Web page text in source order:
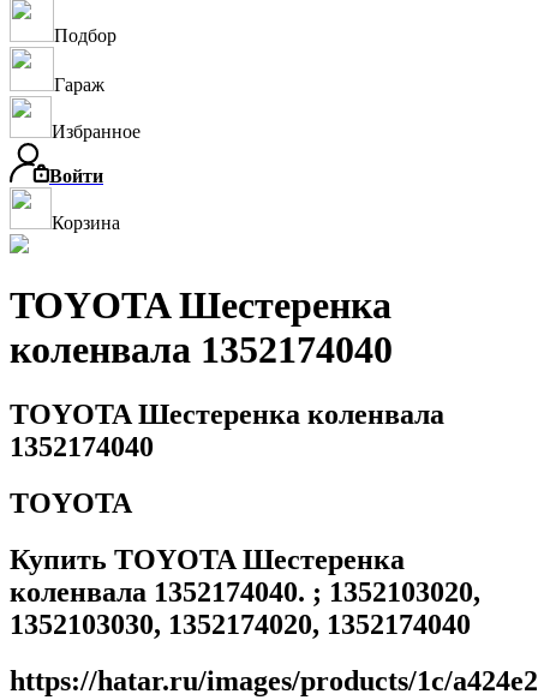
Подбор
Гараж
Избранное
Войти
Корзина
TOYOTA Шестеренка
коленвала 1352174040
TOYOTA Шестеренка коленвала
1352174040
TOYOTA
Купить TOYOTA Шестеренка
коленвала 1352174040. ; 1352103020,
1352103030, 1352174020, 1352174040
https://hatar.ru/images/products/1c/